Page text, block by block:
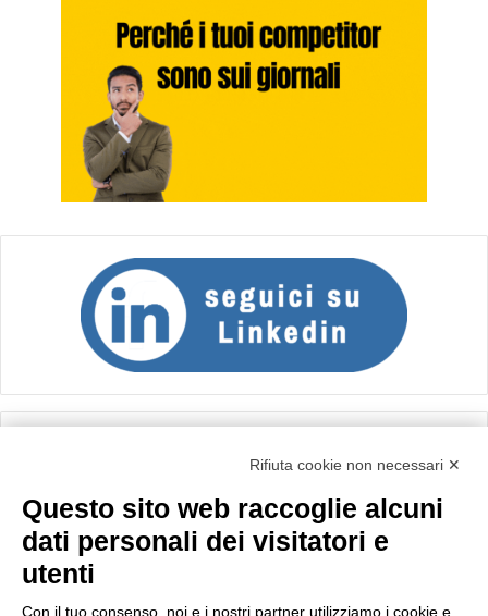
Importo netto (€):
Rifiuta cookie non necessari ✕
Questo sito web raccoglie alcuni
dati personali dei visitatori e
utenti
Con il tuo consenso, noi e i nostri partner utilizziamo i cookie e